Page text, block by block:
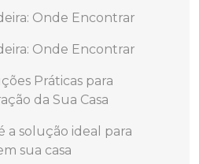
Onde Encontrar
Onde Encontrar
Práticas para
da Sua Casa
a solução ideal para
sua casa